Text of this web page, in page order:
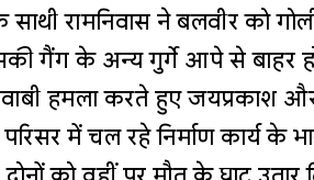
रामनिवास ने बलवीर को
गैंग के अन्य गुर्गे आपे से बाहर
हमला करते हुए जयप्रकाश और
में चल रहे निर्माण कार्य के